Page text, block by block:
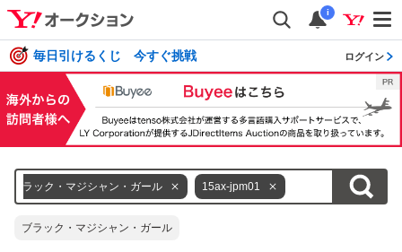
i
毎日引けるくじ 今すぐ挑戦 ログイン
ブラック・マジシャン・ガール 15ax-jpm01
ブラック・マジシャン・ガール